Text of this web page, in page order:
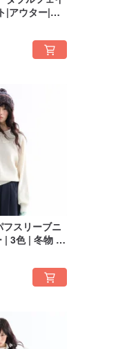
|アウター|冬
フスリーブニ
| 3色 | 冬物 |